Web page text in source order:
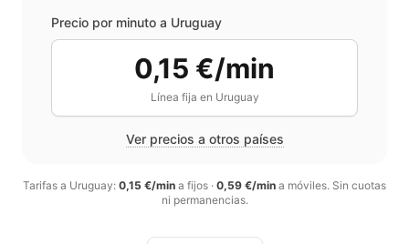
Precio por minuto a Uruguay
0,15 €/min
Línea fija en Uruguay
Ver precios a otros países
Tarifas a Uruguay: 0,15 €/min a fijos · 0,59 €/min a móviles. Sin cuotas
ni permanencias.